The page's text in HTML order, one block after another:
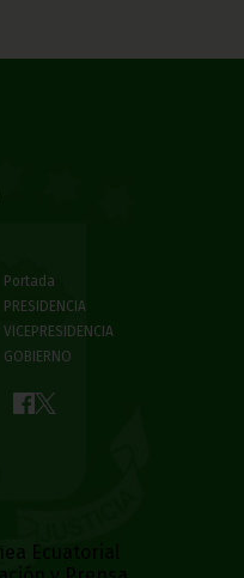
Portada
PRESIDENCIA
VICEPRESIDENCIA
GOBIERNO